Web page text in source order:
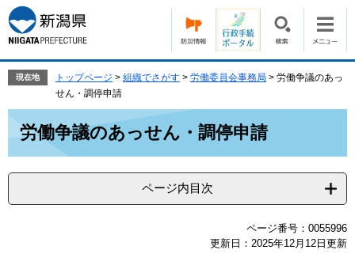
ー
ジ
の
で
ニ
ュ
ー
ば
本
文
現在地 トップページ > 組織でさがす > 労働委員会事務局 > 労働争議のあっ
せん・調停申請
労働争議のあっせん・調停申請
ページ内目次
ページ番号：0055996
更新日：2025年12月12日更新